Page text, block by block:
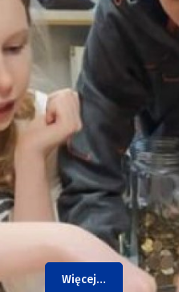
Więcej…